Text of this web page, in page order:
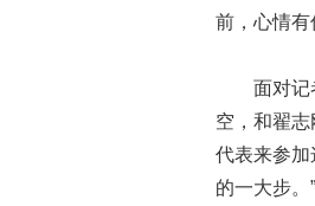
前，心情有
面对记者
空，和翟
代表来参
的一大步